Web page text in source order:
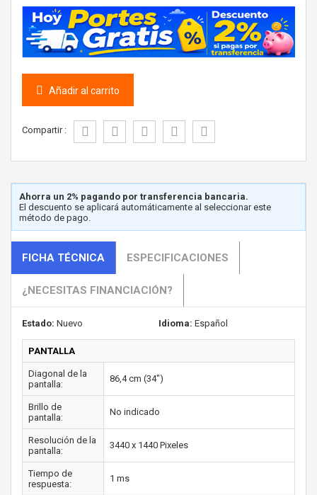
Añadir al carrito
Compartir :
Ahorra un 2% pagando por transferencia bancaria.
El descuento se aplicará automáticamente al seleccionar este
método de pago.
FICHA TÉCNICA ESPECIFICACIONES
¿NECESITAS FINANCIACIÓN?
Estado: Nuevo Idioma: Español
PANTALLA
Diagonal de la
pantalla:
86,4 cm (34")
Brillo de
pantalla:
No indicado
Resolución de la
pantalla:
3440 x 1440 Pixeles
Tiempo de
respuesta:
1 ms